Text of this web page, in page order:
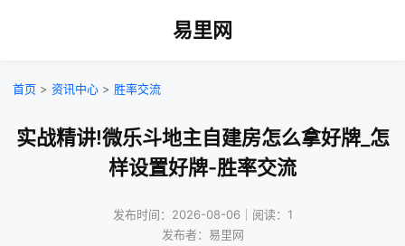
易里网
首页 > 资讯中心 > 胜率交流
实战精讲!微乐斗地主自建房怎么拿好牌_怎
样设置好牌-胜率交流
发布时间：2026-08-06｜阅读：1
发布者：易里网